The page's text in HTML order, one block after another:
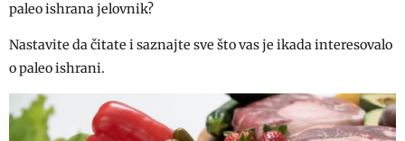
paleo ishrana jelovnik?
Nastavite da čitate i saznajte sve što vas je ikada interesovalo
o paleo ishrani.